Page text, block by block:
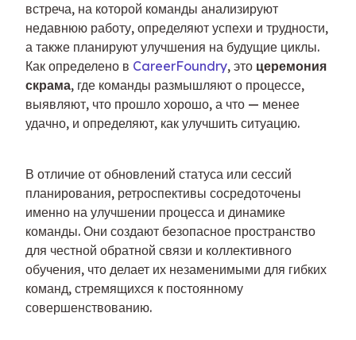
встреча, на которой команды анализируют
недавнюю работу, определяют успехи и трудности,
а также планируют улучшения на будущие циклы.
Как определено в CareerFoundry, это церемония
скрама, где команды размышляют о процессе,
выявляют, что прошло хорошо, а что — менее
удачно, и определяют, как улучшить ситуацию.
В отличие от обновлений статуса или сессий
планирования, ретроспективы сосредоточены
именно на улучшении процесса и динамике
команды. Они создают безопасное пространство
для честной обратной связи и коллективного
обучения, что делает их незаменимыми для гибких
команд, стремящихся к постоянному
совершенствованию.